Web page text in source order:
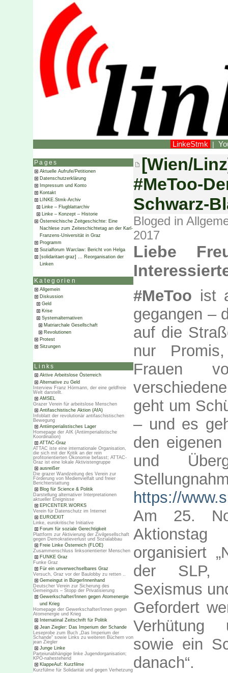
LinkeStmk |
Pages
Aktuelle Aufrufe/Petitionen
Datenschutzerklärung
Impressum und Konto
Kontakt
LINKE.Stmk-Archiv
Linke – Flugblattarchiv
Linke – Konzept – Historie
Österreichische Zeitgeschichte: Eine
Nachlese zum Zeiteschichtetag an der Karl-
Franzens-Universität in Graz
Programm
Sozialforum Warclaw: Bericht von Helga
[solidaritaet-graz] … Reorganisation der
Linken
Kategorien
Allgemein
Diskussion
Geld
Krise
Systemalternativen
Matriarchale Gesellschaft
Revolutionen
Protest
Sitzungen
Links
Aktive Arbeitslose Österreich
Alternative zu Geld
Interview Franz Hörmann, der eine geldfreie
Welt darstellt.
AMSEL
Grazer Verein für arbeitslose Menschen
Antifaschistische Aktion (AfA)
Infoblatt der revolutionär antifaschistischen
Bewegung
Antiimperialistisches Lager
Homepage der AIK (Antiimperialistische
Koordination)
ATTAC-Graz
ATTAC iste eine internationale Organisation,
die sich mit der Kritik an der rein
profitorientierten Ökonomie befasst; ATTAC-
Graz ist eine lokale Aktivistengruppe
ausreißer
Die grazer Wandzeitung des Verein zur
Förderung von Medienvielfalt und freier
Berichterstattung
Blog für Science & Politik
Darstellung alternativer Interpretationen
aktueller Ereignisse
EPICENTER.WORKS
Verein für Datenschutz im Internet
EUROEXIT
Linke, eurokritische Initiative
Forum für soziale Gerechtigkeit
Plattform zur Aktivierung der Zivilgesellschaft
gegen Demokratieverlust und Sozialabbau
Freie Linke Österreich (FLOE)
Zusammenschluss linksorientierter Menschen
FUNKE Graz
Funke Graz
Für ein unverwechselbares Graz
Versuch, Graz vor der Baulobby zu retten ..
Gemeingut in BürgerInnenhand
Deutscher Verein zur Sicherung des
Gemeinguts – Stopp der Privatisierung
Gewerkschafter/Innen gegen Atomenergie
und Krieg
Homepage der Gewerkschafter/Innen gegen
Atomenergie und Krieg
Internatinal Zeitschrift für Politik
Jean Ziegler: Das Imperium der Schande
Leseprobe zum Buch „Das Imperium der
Schande“ sowie Links zu weiteren Büchern von
jean Ziegler
Junge Linke
Parteiunabhängige linke Jugendorganisation;
KPÖ-nahestehend
KlappeAuf: Kurzfilme
Kurzfülme für Solidarität und gegen Verhetzung
[Wien/
#MeToo-
Schwarz-
Bloged in
2017
Liebe
#MeToo ist
gegangen –
auf die
nur
Frauen
geht um
– und es
den
und
https://
Am 25.
organisiert
der SLP,
Sexismus
Gefordert
Verhütung
sowie ein
danach“.